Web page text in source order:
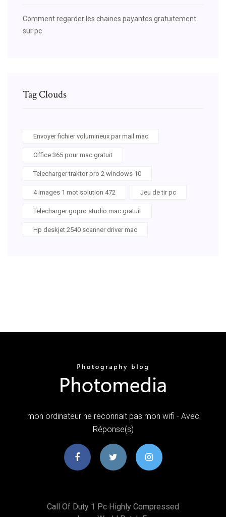
Comment regarder les chaines payantes gratuitement
sur pc
Tag Clouds
Envoyer fichier volumineux par mail mac
Office 365 pour mac gratuit
Telecharger traktor pro 2 windows 10
4 images 1 mot solution 472 Jeu de tir pc
Telecharger gopro studio mac gratuit
Hp deskjet 2540 scanner driver mac
mon ordinateur ne reconnait pas mon wifi - Avec
Réponse(s)
Call Of Duty 1 Pc Highly Compressed